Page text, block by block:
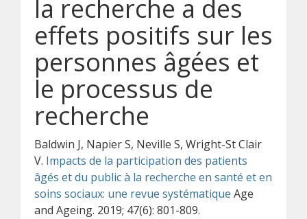
la recherche a des
effets positifs sur les
personnes âgées et
le processus de
recherche
Baldwin J, Napier S, Neville S, Wright-St Clair
V. Impacts de la participation des patients
âgés et du public à la recherche en santé et en
soins sociaux: une revue systématique Age
and Ageing. 2019; 47(6): 801-809.